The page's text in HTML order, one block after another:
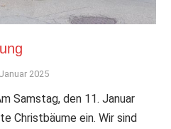
2025
Samstag, den 11. Januar
Christbäume ein. Wir sind